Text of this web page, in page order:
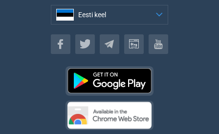
Eesti keel
Eesti keel